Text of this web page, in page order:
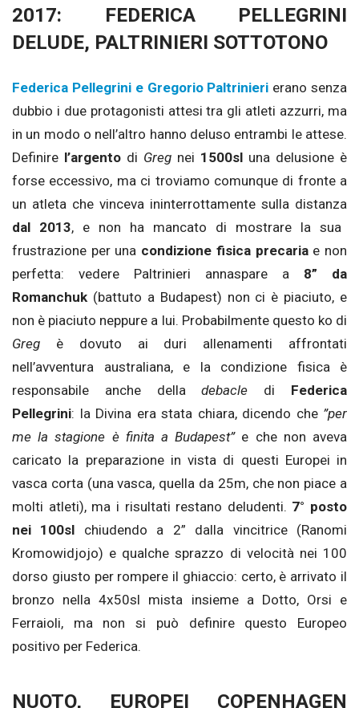
2017: FEDERICA PELLEGRINI
DELUDE, PALTRINIERI SOTTOTONO
Federica Pellegrini e Gregorio Paltrinieri erano senza
dubbio i due protagonisti attesi tra gli atleti azzurri, ma
in un modo o nell’altro hanno deluso entrambi le attese.
Definire l’argento di Greg nei 1500sl una delusione è
forse eccessivo, ma ci troviamo comunque di fronte a
un atleta che vinceva ininterrottamente sulla distanza
dal 2013, e non ha mancato di mostrare la sua
frustrazione per una condizione fisica precariae non
perfetta: vedere Paltrinieri annaspare a 8” da
Romanchuk(battuto a Budapest) non ci è piaciuto, e
non è piaciuto neppure a lui. Probabilmente questo ko di
Greg è dovuto ai duri allenamenti affrontati
nell’avventura australiana, e la condizione fisica è
responsabile anche delladebacle di Federica
Pellegrini: la Divina era stata chiara, dicendo che ”per
me la stagione è finita a Budapest”e che non aveva
caricato la preparazione in vista di questi Europei in
vasca corta (una vasca, quella da 25m, che non piace a
molti atleti), ma i risultati restano deludenti. 7° posto
nei 100sl chiudendo a 2” dalla vincitrice (Ranomi
Kromowidjojo) e qualche sprazzo di velocità nei 100
dorso giusto per rompere il ghiaccio: certo, è arrivato il
bronzo nella 4x50sl mista insieme a Dotto, Orsi e
Ferraioli, ma non si può definire questo Europeo
positivo per Federica.
NUOTO, EUROPEI COPENHAGEN